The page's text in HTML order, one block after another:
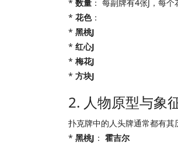
* 数量 ： 每副牌有4张J，每个
* 花色：
* 黑桃J
* 红心J
* 梅花J
* 方块J
2. 人物原型与象
扑克牌中的人头牌通常都有其
* 黑桃J ： 霍吉尔